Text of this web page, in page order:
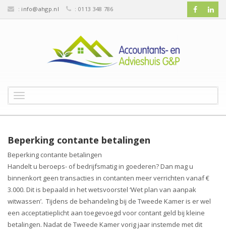
: info@ahgp.nl : 0113 348 786
o
g
l
a
v
i
a
t
i
Beperking contante betalingen
Beperking contante betalingen
Handelt u beroeps- of bedrijfsmatig in goederen? Dan mag u
binnenkort geen transacties in contanten meer verrichten vanaf €
3.000. Dit is bepaald in het wetsvoorstel ‘Wet plan van aanpak
witwassen’. Tijdens de behandeling bij de Tweede Kamer is er wel
een acceptatieplicht aan toegevoegd voor contant geld bij kleine
betalingen. Nadat de Tweede Kamer vorig jaar instemde met dit